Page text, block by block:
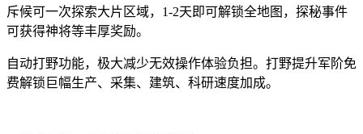
斥候可一次探索大片区域，1-2天即可解锁全地图，探秘事件
可获得神将等丰厚奖励。
自动打野功能，极大减少无效操作体验负担。打野提升军阶免
费解锁巨幅生产、采集、建筑、科研速度加成。